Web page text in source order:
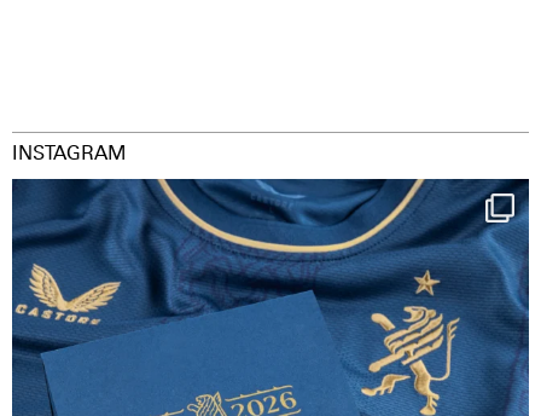
INSTAGRAM
Happy Birthday FCZ
130 years filled ...
126
3